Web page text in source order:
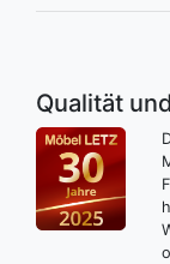
Qualität